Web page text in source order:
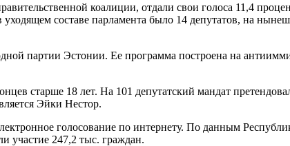
коалиции, отдали свои голоса 11,4
составе парламента было 14 депутатов, на
партии Эстонии. Ее программа построена на
старше 18 лет. На 101 депутатский мандат
Эйки Нестор.
голосование по интернету. По данным
участие 247,2 тыс. граждан.